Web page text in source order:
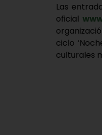
Las
oficial
ciclo
culturales